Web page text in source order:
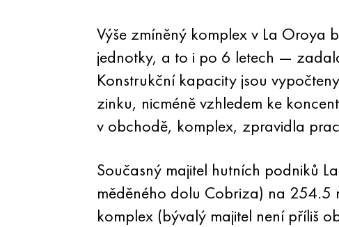
Výše zmíněný komplex v La Oroya
jednotky, a to i po 6 letech —
Konstrukční kapacity jsou
zinku, nicméně vzhledem ke
v obchodě, komplex, zpravidla
Současný majitel hutních podniků
měděného dolu Cobriza) na
komplex (bývalý majitel není příliš